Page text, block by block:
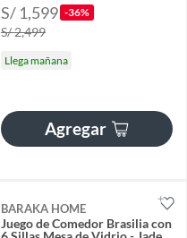
S/ 1,599 -36%
S/ 2,499
Llega mañana
Agregar
BARAKA HOME
Juego de Comedor Brasilia con